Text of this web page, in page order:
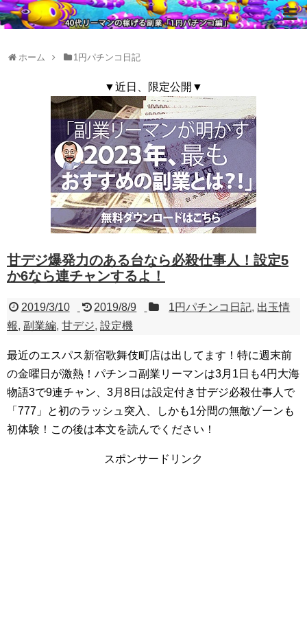
ホーム 1円パチンコ日記
▼近日、限定公開▼
甘デジ爆発力のある台なら必殺仕事人！設定5
か6なら連チャンするよ！
2019/3/10 2019/8/9 1円パチンコ日記, 出玉情
報, 副業編, 甘デジ, 設定機
最近のエスパス新宿歌舞伎町店は出してます！特に週末前
の金曜日が激熱！パチンコ副業リーマンは3月1日も4円大海
物語3で9連チャン、3月8日は設定付き甘デジ必殺仕事人で
「777」と初のラッシュ突入、しかも1分間の無敵ゾーンも
初体験！この後は本文を読んでください！
スポンサードリンク